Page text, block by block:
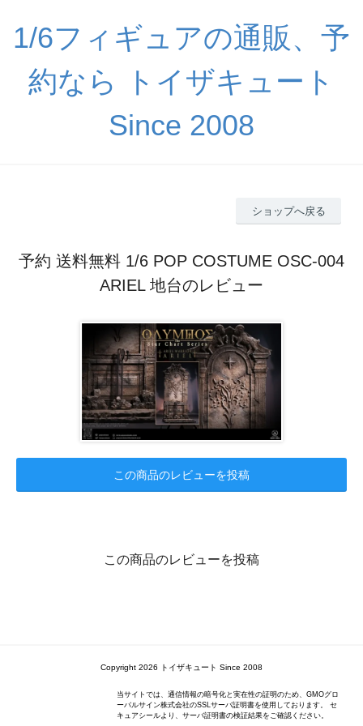
1/6フィギュアの通販、予
約なら トイザキュート
Since 2008
ショップへ戻る
予約 送料無料 1/6 POP COSTUME OSC-004
ARIEL 地台のレビュー
この商品のレビューを投稿
この商品のレビューを投稿
Copyright 2026 トイザキュート Since 2008
当サイトでは、通信情報の暗号化と実在性の証明のため、GMOグロ
ーバルサイン株式会社のSSLサーバ証明書を使用しております。 セ
キュアシールより、サーバ証明書の検証結果をご確認ください。